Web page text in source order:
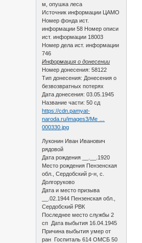
м, опушка леса
Источник информации ЦАМО
Номер фонда ист.
информации 58 Номер описи
ист. информации 18003
Номер дела ист. информации
746
Информация о донесении
Номер донесения: 58122
Тип донесения: Донесения о
безвозвратных потерях
Дата донесения: 03.05.1945
Название части: 50 сд
https://cdn.pamyat-
naroda.ru/images3/Me …
000330.jpg
Луконин Иван Иванович
рядовой
Дата рождения __.__.1920
Место рождения Пензенская
обл., Сердобский р-н, с.
Долгоруково
Дата и место призыва
__.02.1944 Пензенская обл.,
Сердобский РВК
Последнее место службы 2
сп Дата выбытия 16.04.1945
Причина выбытия умер от
ран Госпиталь 614 ОМСБ 50